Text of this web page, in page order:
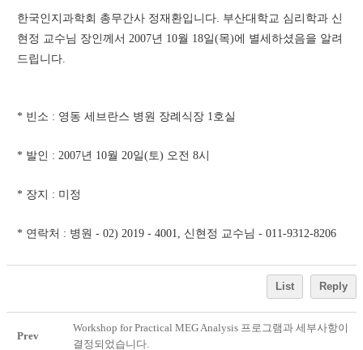
한국인지과학회 총무간사 정재환입니다. 부산대학교 심리학과 신
현정 교수님 장인께서 2007년 10월 18일(목)에 별세하셨음을 알려
드립니다.
* 빈소 : 영동 세브란스 병원 장례식장 1호실
* 발인 : 2007년 10월 20일(토) 오전 8시
* 장지 : 미정
* 연락처 : 병원 - 02) 2019 - 4001, 신현정 교수님 - 011-9312-8206
List Reply
Prev
Workshop for Practical MEG Analysis 프로그램과 세부사항이
결정되었습니다.